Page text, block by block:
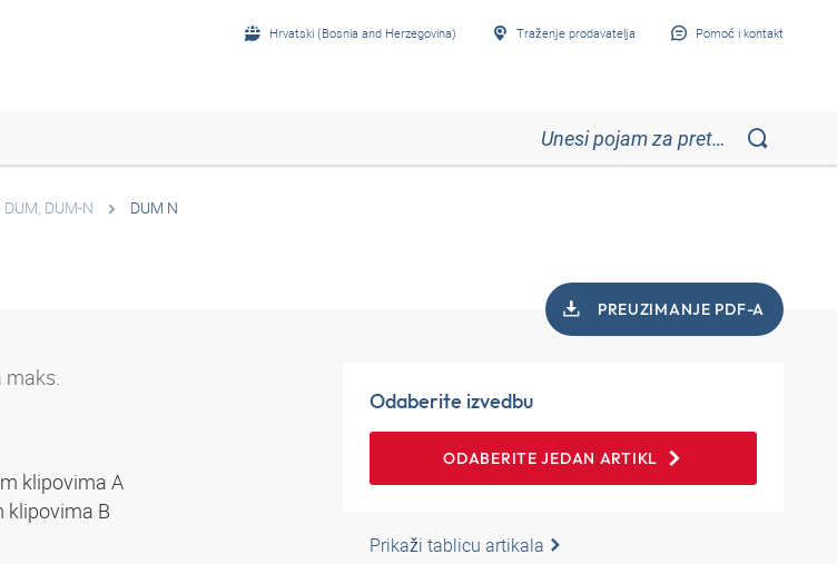
Hrvatski (Bosnia and Herzegovina) Traženje prodavatelja Pomoć i kontakt
DUM-N DUM N
PREUZIMANJE PDF-A
maks.
klipovima A
klipovima B
Odaberite izvedbu
ODABERITE JEDAN ARTIKL
Prikaži tablicu artikala